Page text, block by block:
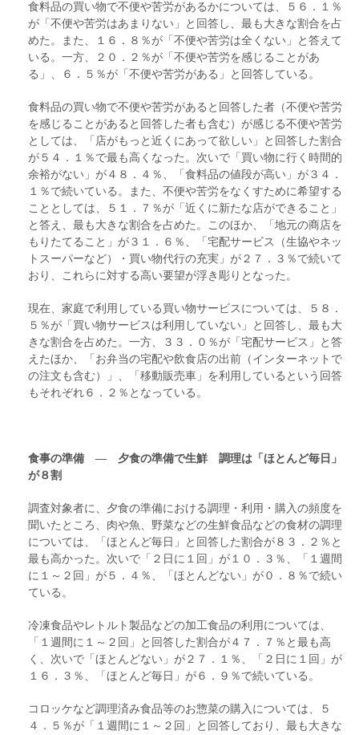
食料品の買い物で不便や苦労があるかについては、５６．１％
が「不便や苦労はあまりない」と回答し、最も大きな割合を占
めた。また、１６．８％が「不便や苦労は全くない」と答えて
いる。一方、２０．２％が「不便や苦労を感じることがあ
る」、６．５％が「不便や苦労がある」と回答している。
食料品の買い物で不便や苦労があると回答した者（不便や苦労
を感じることがあると回答した者も含む）が感じる不便や苦労
としては、「店がもっと近くにあって欲しい」と回答した割合
が５４．１％で最も高くなった。次いで「買い物に行く時間的
余裕がない」が４８．４％、「食料品の値段が高い」が３４．
１％で続いている。また、不便や苦労をなくすために希望する
こととしては、５１．７％が「近くに新たな店ができること」
と答え、最も大きな割合を占めた。このほか、「地元の商店を
もりたてること」が３１．６％、「宅配サービス（生協やネッ
トスーパーなど）・買い物代行の充実」が２７．３％で続いて
おり、これらに対する高い要望が浮き彫りとなった。
現在、家庭で利用している買い物サービスについては、５８．
５％が「買い物サービスは利用していない」と回答し、最も大
きな割合を占めた。一方、３３．０％が「宅配サービス」と答
えたほか、「お弁当の宅配や飲食店の出前（インターネットで
の注文も含む）」、「移動販売車」を利用しているという回答
もそれぞれ６．２％となっている。
食事の準備 ― 夕食の準備で生鮮 調理は「ほとんど毎日」
が８割
調査対象者に、夕食の準備における調理・利用・購入の頻度を
聞いたところ、肉や魚、野菜などの生鮮食品などの食材の調理
については、「ほとんど毎日」と回答した割合が８３．２％と
最も高かった。次いで「２日に１回」が１０．３％、「１週間
に１～２回」が５．４％、「ほとんどない」が０．８％で続い
ている。
冷凍食品やレトルト製品などの加工食品の利用については、
「１週間に１～２回」と回答した割合が４７．７％と最も高
く、次いで「ほとんどない」が２７．１％、「２日に１回」が
１６．３％、「ほとんど毎日」が６．９％で続いている。
コロッケなど調理済み食品等のお惣菜の購入については、５
４．５％が「１週間に１～２回」と回答しており、最も大きな